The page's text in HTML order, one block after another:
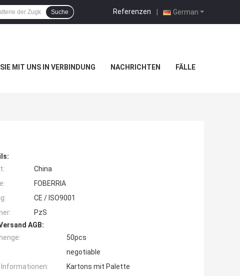
German
Referenzen |
Suche
MIT UNS IN VERBINDUNG NACHRICHTEN FÄLLE
China
FOBERRIA
CE / ISO9001
PzS
AGB:
50pcs
negotiable
Kartons mit Palette